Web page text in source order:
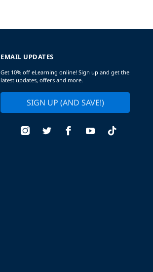
EMAIL UPDATES
Get 10% off eLearning online! Sign up and get the
latest updates, offers and more.
SIGN UP (AND SAVE!)